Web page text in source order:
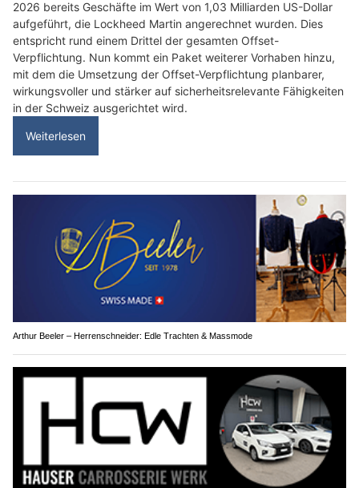
2026 bereits Geschäfte im Wert von 1,03 Milliarden US-Dollar
aufgeführt, die Lockheed Martin angerechnet wurden. Dies
entspricht rund einem Drittel der gesamten Offset-
Verpflichtung. Nun kommt ein Paket weiterer Vorhaben hinzu,
mit dem die Umsetzung der Offset-Verpflichtung planbarer,
wirkungsvoller und stärker auf sicherheitsrelevante Fähigkeiten
in der Schweiz ausgerichtet wird.
Weiterlesen
Arthur Beeler – Herrenschneider: Edle Trachten & Massmode